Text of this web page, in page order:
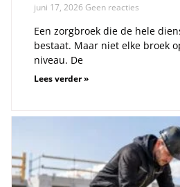
juni 17, 2026 Geen reacties
Een zorgbroek die de hele
bestaat. Maar niet elke broek
niveau. De
Lees verder »